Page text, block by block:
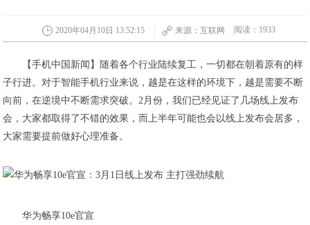
2020年04月10日 13:52:15 来源：互联网 阅读：1933
【手机中国新闻】随着各个行业陆续复工，一切都在朝着原有的样
子行进。对于智能手机行业来说，越是在这样的环境下，越是需要不断
向前，在逆境中不断需求突破。2月份，我们已经见证了几场线上发布
会，大家都取得了不错的效果，而上半年可能也会以线上发布会居多，
大家需要提前做好心理准备。
华为畅享10e官宣